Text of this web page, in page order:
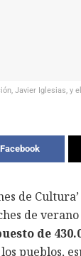
Javier Iglesias, y
de
de
de
pueblos,